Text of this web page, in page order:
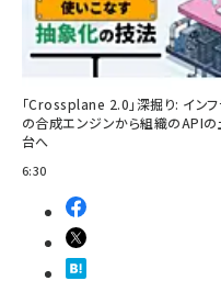
「Crossplane 2.0」深掘り: インフ
の合成エンジンから組織のAPIの
台へ
6:30